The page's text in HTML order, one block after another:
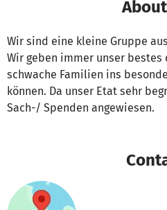
Wir sind eine kleine Gruppe
Wir geben immer unser
schwache Familien ins
können. Da unser Etat sehr
Sach-/ Spenden angewiesen.